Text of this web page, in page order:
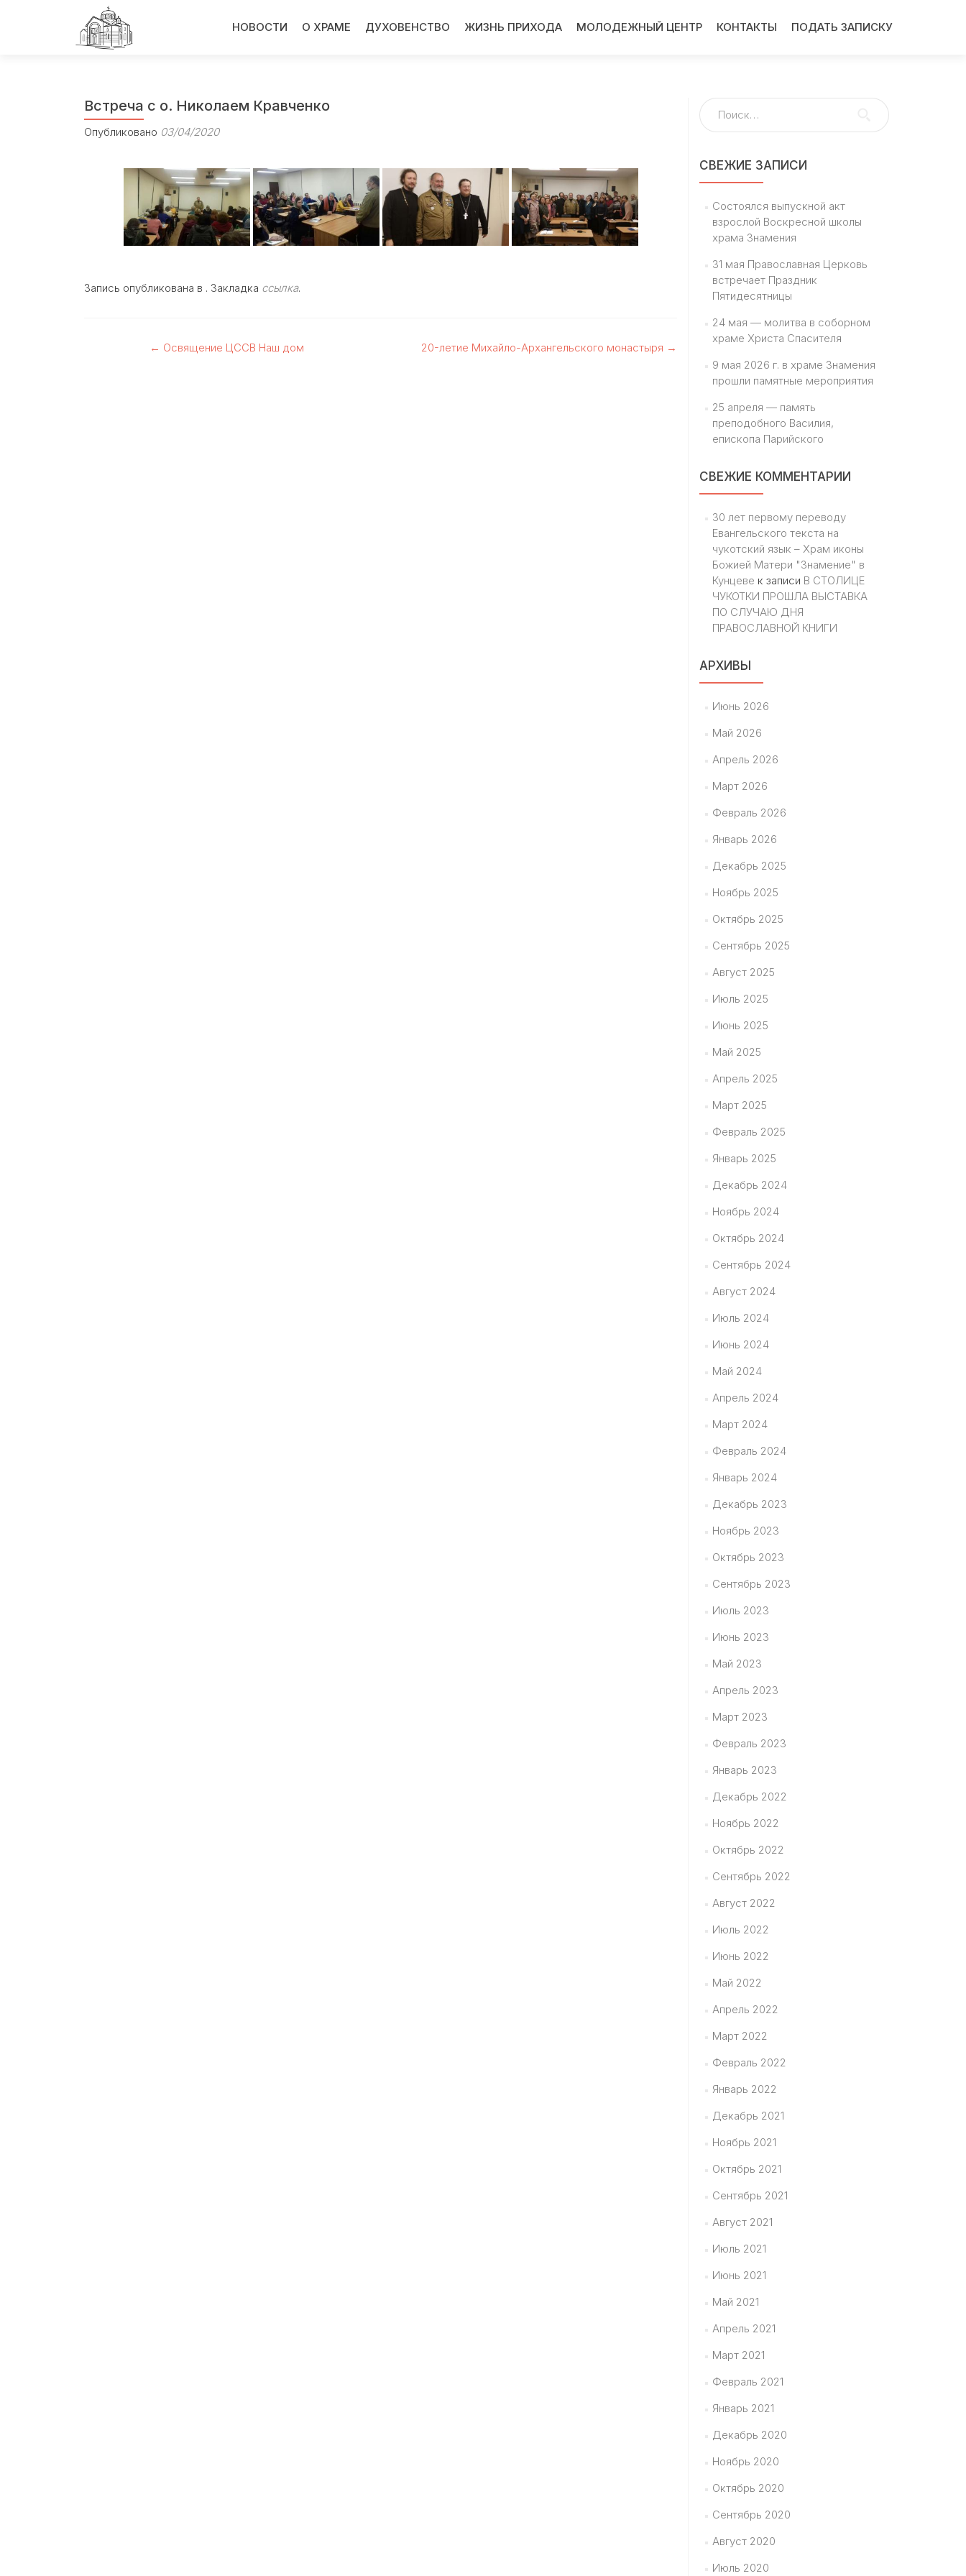
кНОВОСТИ О ХРАМЕ ДУХОВЕНСТВО ЖИЗНЬ ПРИХОДА МОЛОДЕЖНЫЙ ЦЕНТР КОНТАКТЫ ПОДАТЬ ЗАПИСКУ
Встреча с о. Николаем Кравченко
Опубликовано 03/04/2020
Запись опубликована в . Закладка ссылка.
Навигация
← Освящение ЦССВ Наш дом 20-летие Михайло-Архангельского монастыря →
Найти:
СВЕЖИЕ ЗАПИСИ
Состоялся выпускной акт
взрослой Воскресной школы
храма Знамения
31 мая Православная Церковь
встречает Праздник
Пятидесятницы
24 мая — молитва в соборном
храме Христа Спасителя
9 мая 2026 г. в храме Знамения
прошли памятные мероприятия
25 апреля — память
преподобного Василия,
епископа Парийского
СВЕЖИЕ КОММЕНТАРИИ
30 лет первому переводу
Евангельского текста на
чукотский язык – Храм иконы
Божией Матери "Знамение" в
Кунцеве к записи В СТОЛИЦЕ
ЧУКОТКИ ПРОШЛА ВЫСТАВКА
ПО СЛУЧАЮ ДНЯ
ПРАВОСЛАВНОЙ КНИГИ
АРХИВЫ
Июнь 2026
Май 2026
Апрель 2026
Март 2026
Февраль 2026
Январь 2026
Декабрь 2025
Ноябрь 2025
Октябрь 2025
Сентябрь 2025
Август 2025
Июль 2025
Июнь 2025
Май 2025
Апрель 2025
Март 2025
Февраль 2025
Январь 2025
Декабрь 2024
Ноябрь 2024
Октябрь 2024
Сентябрь 2024
Август 2024
Июль 2024
Июнь 2024
Май 2024
Апрель 2024
Март 2024
Февраль 2024
Январь 2024
Декабрь 2023
Ноябрь 2023
Октябрь 2023
Сентябрь 2023
Июль 2023
Июнь 2023
Май 2023
Апрель 2023
Март 2023
Февраль 2023
Январь 2023
Декабрь 2022
Ноябрь 2022
Октябрь 2022
Сентябрь 2022
Август 2022
Июль 2022
Июнь 2022
Май 2022
Апрель 2022
Март 2022
Февраль 2022
Январь 2022
Декабрь 2021
Ноябрь 2021
Октябрь 2021
Сентябрь 2021
Август 2021
Июль 2021
Июнь 2021
Май 2021
Апрель 2021
Март 2021
Февраль 2021
Январь 2021
Декабрь 2020
Ноябрь 2020
Октябрь 2020
Сентябрь 2020
Август 2020
Июль 2020